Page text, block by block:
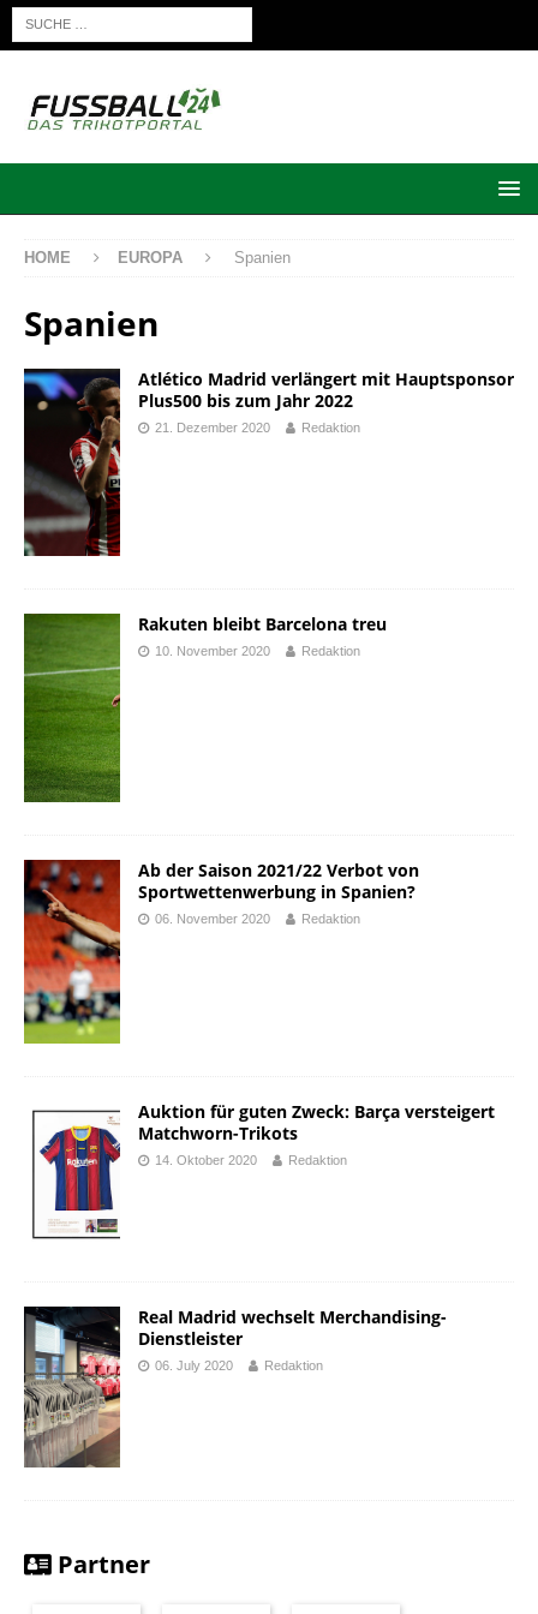
HOME EUROPA Spanien
Spanien
Atlético Madrid verlängert mit Hauptsponsor
Plus500 bis zum Jahr 2022
21. Dezember 2020 Redaktion
Rakuten bleibt Barcelona treu
10. November 2020 Redaktion
Ab der Saison 2021/22 Verbot von
Sportwettenwerbung in Spanien?
06. November 2020 Redaktion
Auktion für guten Zweck: Barça versteigert
Matchworn-Trikots
14. Oktober 2020 Redaktion
Real Madrid wechselt Merchandising-
Dienstleister
06. July 2020 Redaktion
Partner